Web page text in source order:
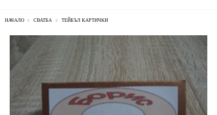
НАЧАЛО СВАТБА ТЕЙБЪЛ КАРТИЧКИ